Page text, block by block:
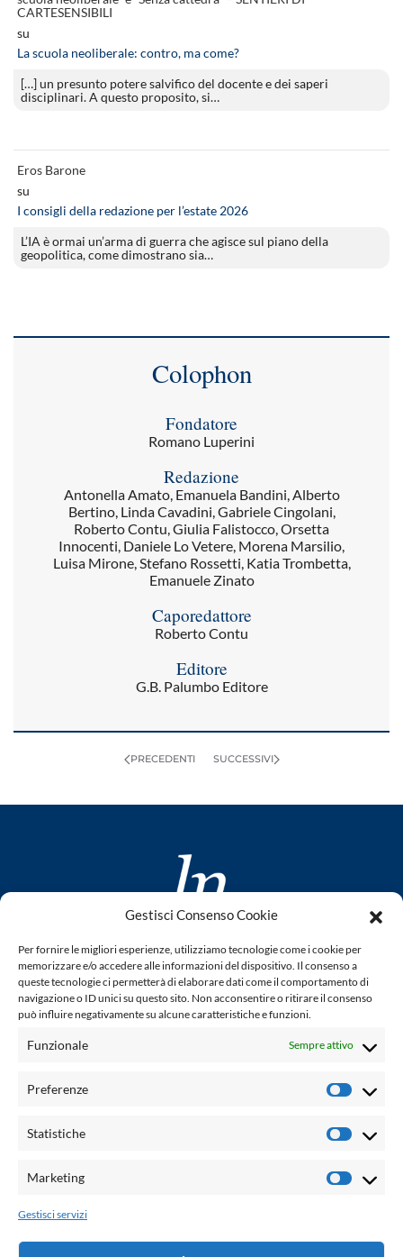
Gestisci Consenso Cookie
Per fornire le migliori esperienze, utilizziamo tecnologie come i cookie per
memorizzare e/o accedere alle informazioni del dispositivo. Il consenso a
queste tecnologie ci permetterà di elaborare dati come il comportamento di
navigazione o ID unici su questo sito. Non acconsentire o ritirare il consenso
può influire negativamente su alcune caratteristiche e funzioni.
Funzionale Sempre attivo
Preferenze
Statistiche
Marketing
Gestisci servizi
CARTESENSIBILI
su
La scuola neoliberale: contro, ma come?
[…] un presunto potere salvifico del docente e dei saperi
disciplinari. A questo proposito, si…
Eros Barone
su
I consigli della redazione per l’estate 2026
L’IA è ormai un’arma di guerra che agisce sul piano della
geopolitica, come dimostrano sia…
Colophon
Fondatore
Romano Luperini
Redazione
Antonella Amato, Emanuela Bandini, Alberto
Bertino, Linda Cavadini, Gabriele Cingolani,
Roberto Contu, Giulia Falistocco, Orsetta
Innocenti, Daniele Lo Vetere, Morena Marsilio,
Luisa Mirone, Stefano Rossetti, Katia Trombetta,
Emanuele Zinato
Caporedattore
Roberto Contu
Editore
G.B. Palumbo Editore
PRECEDENTI SUCCESSIVI
www.laletteraturaenoi.it
fondato da Romano Luperini
Questo blog non rappresenta una testata giornalistica in
quanto viene aggiornato senza alcuna periodicità. Non può
legge n° 62 del 7.03.2001. L'autore non è responsabile per
email:
Grafica e web:Salvatore Leto